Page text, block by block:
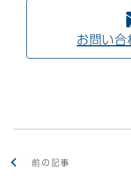
お問い合
前の記事